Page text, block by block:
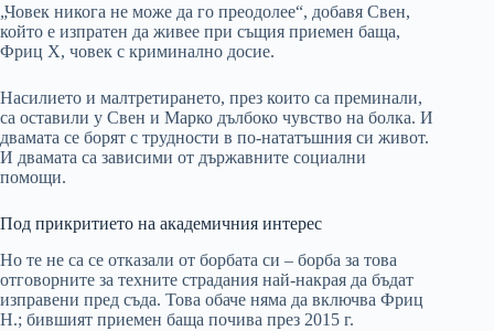
„Човек никога не може да го преодолее“, добавя Свен,
който е изпратен да живее при същия приемен баща,
Фриц Х, човек с криминално досие.
Насилието и малтретирането, през които са преминали,
са оставили у Свен и Марко дълбоко чувство на болка. И
двамата се борят с трудности в по-нататъшния си живот.
И двамата са зависими от държавните социални
помощи.
Под прикритието на академичния интерес
Но те не са се отказали от борбата си – борба за това
отговорните за техните страдания най-накрая да бъдат
изправени пред съда. Това обаче няма да включва Фриц
Н.; бившият приемен баща почива през 2015 г.